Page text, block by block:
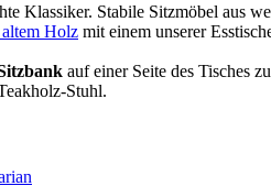
Klassiker. Stabile Sitzmöbel aus
Holz mit einem unserer
auf einer Seite des Tisches
Stuhl.